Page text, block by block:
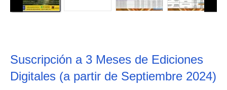
Suscripción a 3 Meses de Ediciones
Digitales (a partir de Septiembre 2024)